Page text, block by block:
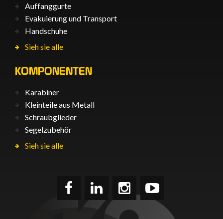
Auffanggurte
Evakuierung und Transport
Handschuhe
Sieh sie alle
KOMPONENTEN
Karabiner
Kleinteile aus Metall
Schraubglieder
Segelzubehör
Sieh sie alle